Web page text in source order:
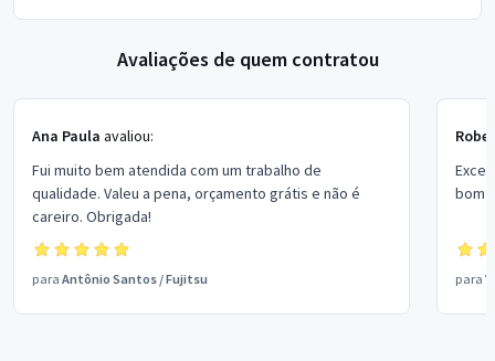
Avaliações de quem contratou
Ana Paula avaliou:
Fui muito bem atendida com um trabalho de
qualidade. Valeu a pena, orçamento grátis e não é
careiro. Obrigada!
para Antônio Santos /Fujitsu
bom
para